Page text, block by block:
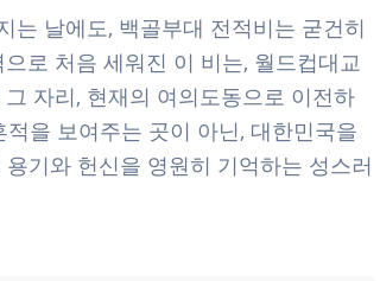
는 날에도, 백골부대 전적비는 굳건히
로 처음 세워진 이 비는, 월드컵대교
자리, 현재의 여의도동으로 이전하
을 보여주는 곳이 아닌, 대한민국을
기와 헌신을 영원히 기억하는 성스러